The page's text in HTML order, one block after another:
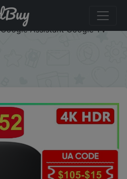
In Stock Global
3rd Gen 4K UHD Wifi6
Assistant Google TV